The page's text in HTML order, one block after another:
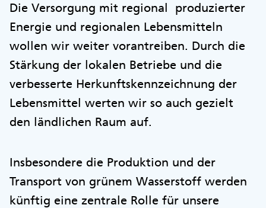
Die Versorgung mit regional produzierter
Energie und regionalen Lebensmitteln
wollen wir weiter vorantreiben. Durch die
Stärkung der lokalen Betriebe und die
verbesserte Herkunftskennzeichnung der
Lebensmittel werten wir so auch gezielt
den ländlichen Raum auf.
Insbesondere die Produktion und der
Transport von grünem Wasserstoff werden
künftig eine zentrale Rolle für unsere